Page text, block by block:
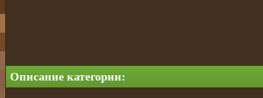
Описание категории: